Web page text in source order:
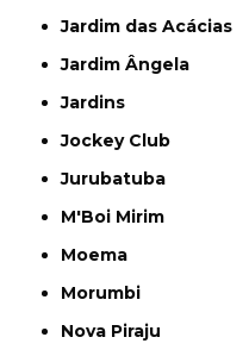
Jardim das Acácias
Jardim Ângela
Jardins
Jockey Club
Jurubatuba
M'Boi Mirim
Moema
Morumbi
Nova Piraju